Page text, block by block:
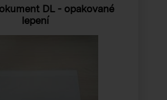
DL - opakované
lepení